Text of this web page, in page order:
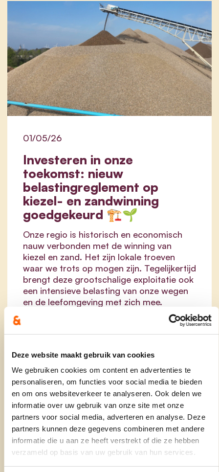
Deze website maakt gebruik van cookies
We gebruiken cookies om content en advertenties te
personaliseren, om functies voor social media te bieden
en om ons websiteverkeer te analyseren. Ook delen we
informatie over uw gebruik van onze site met onze
partners voor social media, adverteren en analyse. Deze
partners kunnen deze gegevens combineren met andere
informatie die u aan ze heeft verstrekt of die ze hebben
verzameld op basis van uw gebruik van hun services.
Investeren in onze
toekomst: nieuw
belastingreglement op
kiezel- en zandwinning
goedgekeurd 🏗️🌱
01/05/26
Onze regio is historisch en economisch
nauw verbonden met de winning van
kiezel en zand. Het zijn lokale troeven
waar we trots op mogen zijn. Tegelijkertijd
brengt deze grootschalige exploitatie ook
een intensieve belasting van onze wegen
en de leefomgeving met zich mee.
verdelen, heeft de gemeenteraad beslist
vernieuwen. Vanaf 1 mei 2026 treedt het
geactualiseerde belastingreglement voor
openluchtgroeven in werking. Dit
reglement schept duidelijkheid en
stabiliteit tot eind 2031.
lees meer
3680_REALISATIE2025_2030
3680_REALISATIEWIJS